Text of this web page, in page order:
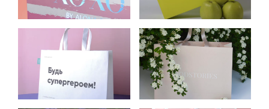
ОДЕЖДЫ БРЕНДА
XOXO
КОСМЕТИКИ PRIDE
COSMETICS
ПАКЕТЫ ИЗ
КРАФТА ДЛЯ
OH MY LOOK!
ПАКЕТЫ ИЗ
КАРТОНА ДЛЯ
МАГАЗИНА
ЖЕНСКОЙ
ОДЕЖДЫ